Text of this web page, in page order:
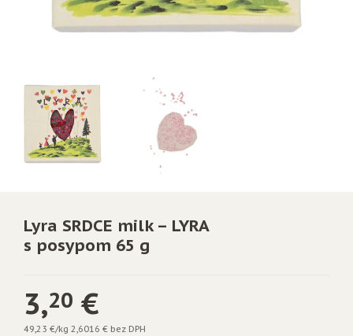
Lyra SRDCE milk – LYRA
s posypom 65 g
3,20 €
49,23 €/kg 2,6016 € bez DPH